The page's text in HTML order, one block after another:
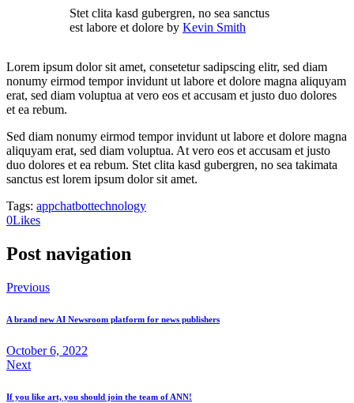
Stet clita kasd gubergren, no sea sanctus
est labore et dolore by Kevin Smith
Lorem ipsum dolor sit amet, consetetur sadipscing elitr, sed diam
nonumy eirmod tempor invidunt ut labore et dolore magna aliquyam
erat, sed diam voluptua at vero eos et accusam et justo duo dolores
et ea rebum.
Sed diam nonumy eirmod tempor invidunt ut labore et dolore magna
aliquyam erat, sed diam voluptua. At vero eos et accusam et justo
duo dolores et ea rebum. Stet clita kasd gubergren, no sea takimata
sanctus est lorem ipsum dolor sit amet.
Tags: appchatbottechnology
0Likes
Post navigation
Previous
A brand new AI Newsroom platform for news publishers
October 6, 2022
Next
If you like art, you should join the team of ANN!